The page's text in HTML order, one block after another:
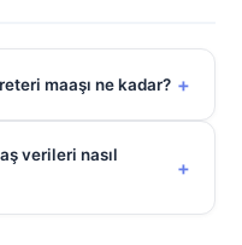
maaşı ne kadar? +
verileri nasıl
+